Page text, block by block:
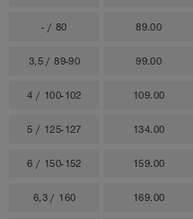
- / 80 89.00
3,5 / 89-90 99.00
4 / 100-102 109.00
5 / 125-127 134.00
6 / 150-152 159.00
6,3 / 160 169.00